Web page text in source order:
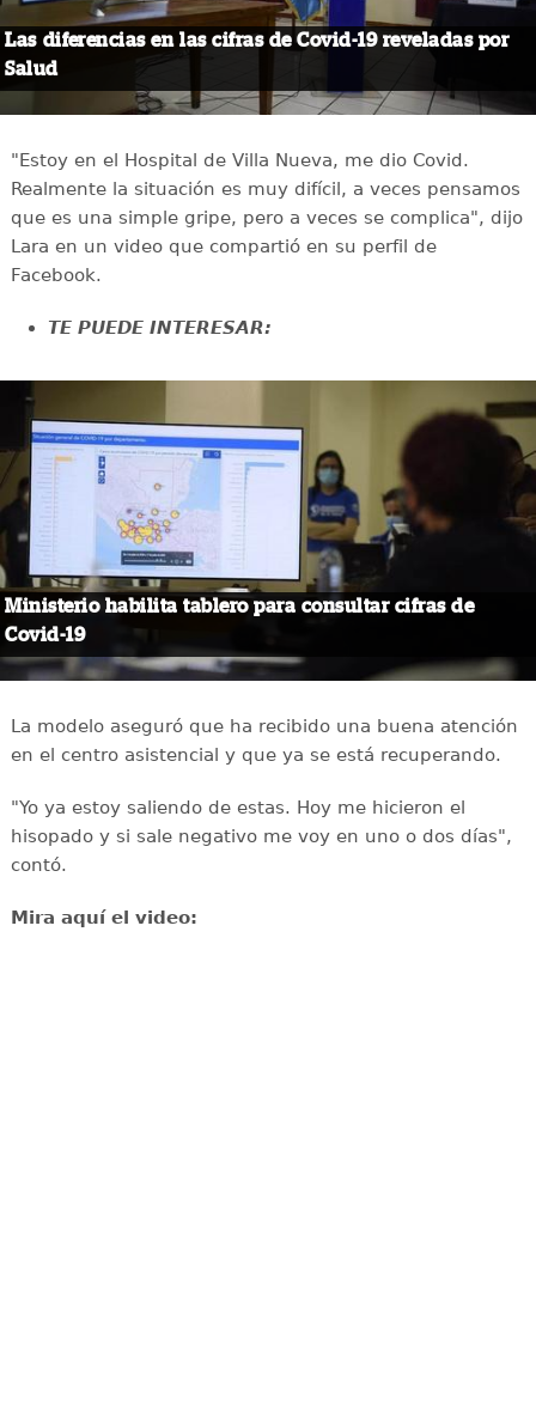
Las diferencias en las cifras de Covid-19 reveladas por
Salud
"Estoy en el Hospital de Villa Nueva, me dio Covid.
Realmente la situación es muy difícil, a veces pensamos
que es una simple gripe, pero a veces se complica", dijo
Lara en un video que compartió en su perfil de
Facebook.
TE PUEDE INTERESAR:
Ministerio habilita tablero para consultar cifras de
Covid-19
La modelo aseguró que ha recibido una buena atención
en el centro asistencial y que ya se está recuperando.
"Yo ya estoy saliendo de estas. Hoy me hicieron el
hisopado y si sale negativo me voy en uno o dos días",
contó.
Mira aquí el video: